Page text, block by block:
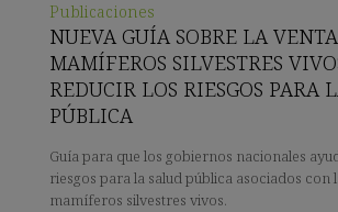
Publicaciones
NUEVA GUÍA SOBRE LA
MAMÍFEROS SILVESTRES
REDUCIR LOS RIESGOS PARA
PÚBLICA
Guía para que los gobiernos nacionales
riesgos para la salud pública asociados con
mamíferos silvestres vivos.